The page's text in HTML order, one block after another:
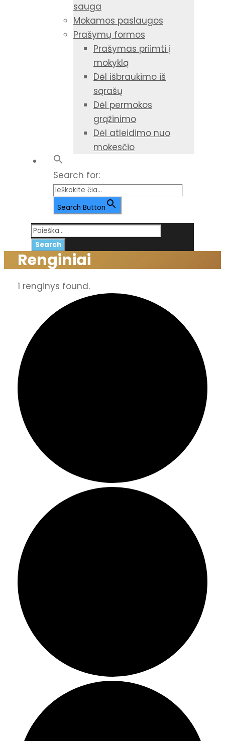
sauga
Mokamos paslaugos
Prašymų formos
Prašymas priimti į
mokyklą
Dėl išbraukimo iš
sąrašų
Dėl permokos
grąžinimo
Dėl atleidimo nuo
mokesčio
Search for:
Search Button
Renginiai
1 renginys found.